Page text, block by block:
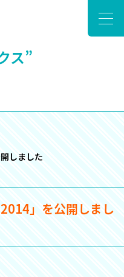
ス”
しました
」を公開しまし